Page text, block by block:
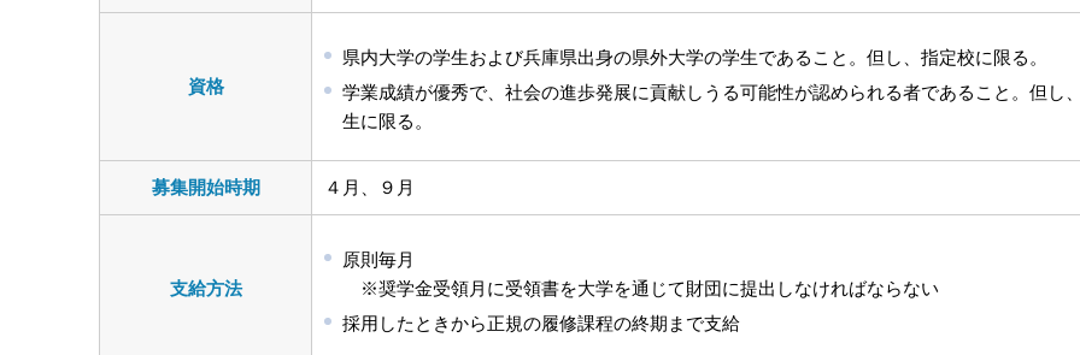
資格
県内大学の学生および兵庫県出身の県外大学の学生であること。但し、指定校に限る。
学業成績が優秀で、社会の進歩発展に貢献しうる可能性が認められる者であること。但し
生に限る。
募集開始時期 ４月、９月
支給方法
原則毎月
※奨学金受領月に受領書を大学を通じて財団に提出しなければならない
採用したときから正規の履修課程の終期まで支給